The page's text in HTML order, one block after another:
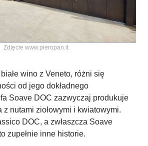
Zdjęcie www.pieropan.it
wino z Veneto, różni się
od jego dokładnego
Soave DOC zazwyczaj produkuje
z nutami ziołowymi i kwiatowymi.
DOC, a zwłaszcza Soave
zupełnie inne historie.